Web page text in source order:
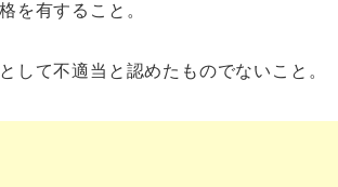
を有すること。
して不適当と認めたものでないこと。